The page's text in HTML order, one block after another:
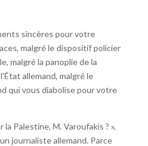
sincères pour votre
malgré le dispositif policier
malgré la panoplie de la
allemand, malgré le
qui vous diabolise pour votre
Palestine, M. Varoufakis ? »,
journaliste allemand. Parce